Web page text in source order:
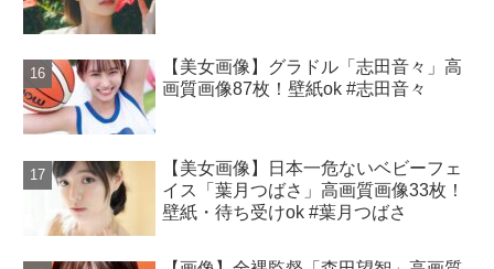
【美女画像】グラドル「志田音々」高
画質画像87枚！壁紙ok #志田音々
【美女画像】日本一危ないベビーフェ
イス「葉月つばさ」高画質画像33枚！
壁紙・待ち受けok #葉月つばさ